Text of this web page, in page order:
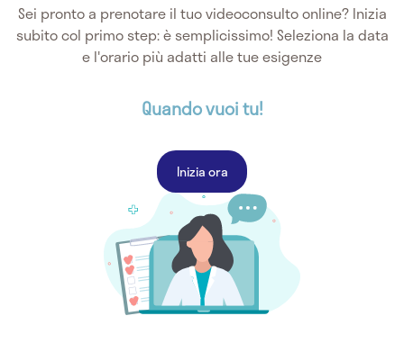
Sei pronto a prenotare il tuo videoconsulto online? Inizia
subito col primo step: è semplicissimo! Seleziona la data
e l'orario più adatti alle tue esigenze
Quando vuoi tu!
Inizia ora